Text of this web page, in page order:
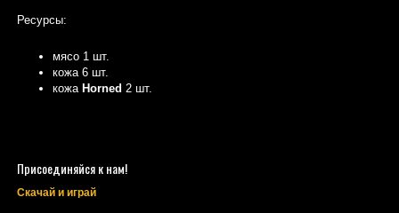
Ресурсы:
мясо 1 шт.
кожа 6 шт.
кожа Horned 2 шт.
Присоединяйся к нам!
Скачай и играй